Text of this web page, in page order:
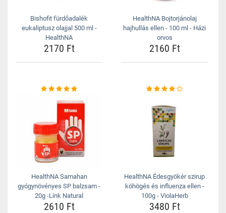
Bishofit fürdőadalék
eukaliptusz olajjal 500 ml -
HealthNA
2170 Ft
HealthNA Bojtorjánolaj
hajhullás ellen - 100 ml - Házi
orvos
2160 Ft
HealthNA Samahan
gyógynövényes SP balzsam -
20g -Link Natural
2610 Ft
HealthNA Édesgyökér szirup
köhögés és influenza ellen -
100g - ViolaHerb
3480 Ft